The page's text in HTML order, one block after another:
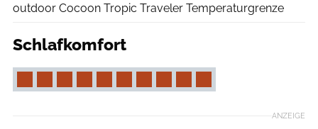
outdoor Cocoon Tropic Traveler Temperaturgrenze
Schlafkomfort
ANZEIGE